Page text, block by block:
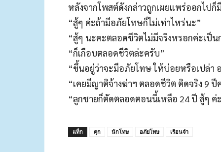
หลังจากโพสต์ดังกล่าวถูกเผยแพร่ออกไป
“สู้ๆ ค่ะถ้ามีอภัยโทษก็ไม่เท่าไหร่นะ”
“สู้ๆ นะคะตลอดชีวิตไม่มีจริงหรอกค่ะเป็น
“ก็เกือบตลอดชีวิตล่ะครับ”
“ขึ้นอยู่ว่าจะมีอภัยโทษ ให้บ่อยหรือเปล่า
“เคยมีญาติจ้างฆ่าฯ ตลอดชีวิต ติดจริง 9 ปี
“ลูกชายก็ตัดตลอดตอนนี้เหลือ 24 ปี สู้ๆ ค่
แท็ก คุก นักโทษ อภัยโทษ เรือนจำ